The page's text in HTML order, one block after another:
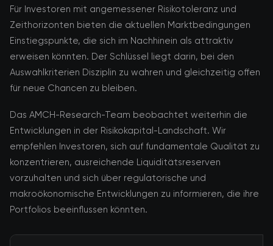
Für Investoren mit angemessener Risikotoleranz und
Zeithorizonten bieten die aktuellen Marktbedingungen
Einstiegspunkte, die sich im Nachhinein als attraktiv
erweisen könnten. Der Schlüssel liegt darin, bei den
Auswahlkriterien Disziplin zu wahren und gleichzeitig offen
für neue Chancen zu bleiben.
Das AMCH-Research-Team beobachtet weiterhin die
Entwicklungen in der Risikokapital-Landschaft. Wir
empfehlen Investoren, sich auf fundamentale Qualität zu
konzentrieren, ausreichende Liquiditätsreserven
vorzuhalten und sich über regulatorische und
makroökonomische Entwicklungen zu informieren, die ihre
Portfolios beeinflussen könnten.